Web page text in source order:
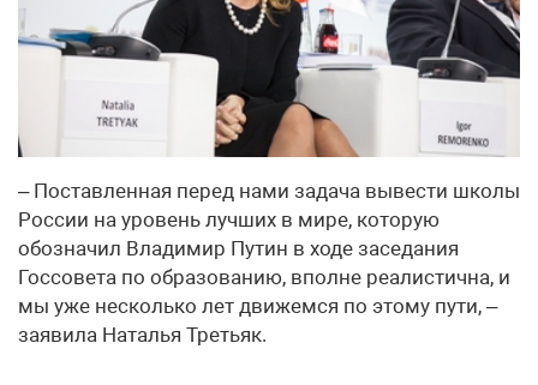
– Поставленная перед нами задача вывести школы
России на уровень лучших в мире, которую
обозначил Владимир Путин в ходе заседания
Госсовета по образованию, вполне реалистична, и
мы уже несколько лет движемся по этому пути, –
заявила Наталья Третьяк.